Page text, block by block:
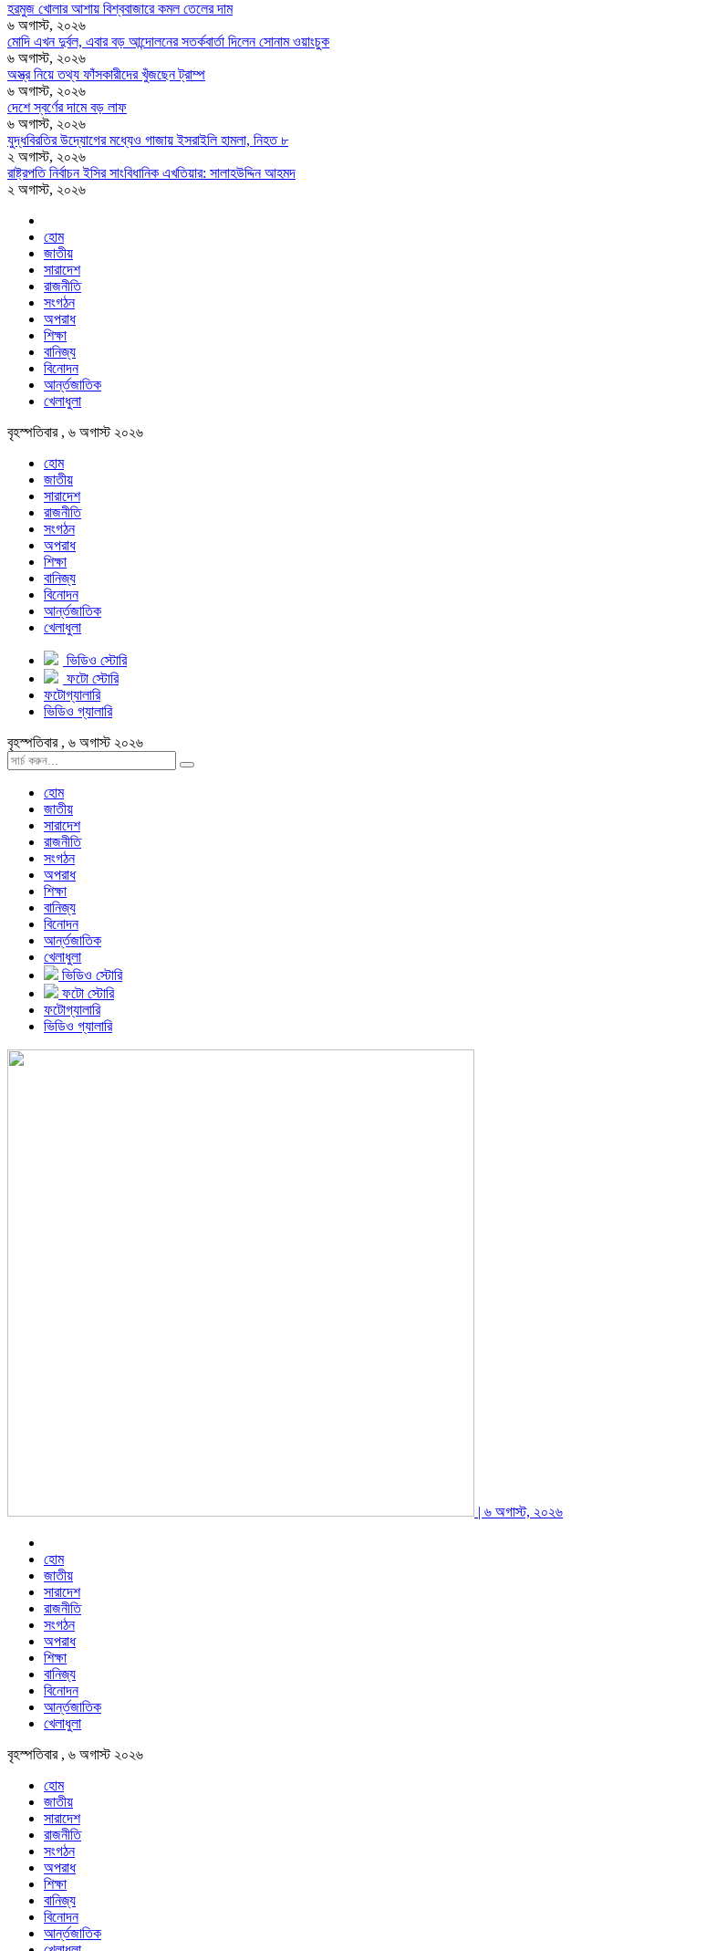
হরমুজ খোলার আশায় বিশ্ববাজারে কমল তেলের দাম
৬ অগাস্ট, ২০২৬
মোদি এখন দুর্বল, এবার বড় আন্দোলনের সতর্কবার্তা দিলেন সোনাম ওয়াংচুক
৬ অগাস্ট, ২০২৬
অস্ত্র নিয়ে তথ্য ফাঁসকারীদের খুঁজছেন ট্রাম্প
৬ অগাস্ট, ২০২৬
দেশে স্বর্ণের দামে বড় লাফ
৬ অগাস্ট, ২০২৬
যুদ্ধবিরতির উদ্যোগের মধ্যেও গাজায় ইসরাইলি হামলা, নিহত ৮
২ অগাস্ট, ২০২৬
রাষ্ট্রপতি নির্বাচন ইসির সাংবিধানিক এখতিয়ার: সালাহউদ্দিন আহমদ
২ অগাস্ট, ২০২৬
হোম
জাতীয়
সারাদেশ
রাজনীতি
সংগঠন
অপরাধ
শিক্ষা
বানিজ্য
বিনোদন
আর্ন্তজাতিক
খেলাধুলা
বৃহস্পতিবার , ৬ অগাস্ট ২০২৬
হোম
জাতীয়
সারাদেশ
রাজনীতি
সংগঠন
অপরাধ
শিক্ষা
বানিজ্য
বিনোদন
আর্ন্তজাতিক
খেলাধুলা
ভিডিও স্টোরি
ফটো স্টোরি
ফটোগ্যালারি
ভিডিও গ্যালারি
বৃহস্পতিবার , ৬ অগাস্ট ২০২৬
হোম
জাতীয়
সারাদেশ
রাজনীতি
সংগঠন
অপরাধ
শিক্ষা
বানিজ্য
বিনোদন
আর্ন্তজাতিক
খেলাধুলা
ভিডিও স্টোরি
ফটো স্টোরি
ফটোগ্যালারি
ভিডিও গ্যালারি
| ৬ অগাস্ট, ২০২৬
হোম
জাতীয়
সারাদেশ
রাজনীতি
সংগঠন
অপরাধ
শিক্ষা
বানিজ্য
বিনোদন
আর্ন্তজাতিক
খেলাধুলা
বৃহস্পতিবার , ৬ অগাস্ট ২০২৬
হোম
জাতীয়
সারাদেশ
রাজনীতি
সংগঠন
অপরাধ
শিক্ষা
বানিজ্য
বিনোদন
আর্ন্তজাতিক